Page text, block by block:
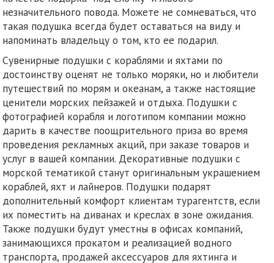
незначительного повода. Можете не сомневаться, что
такая подушка всегда будет оставаться на виду и
напоминать владельцу о том, кто ее подарил.
Сувенирные подушки с кораблями и яхтами по
достоинству оценят не только моряки, но и любители
путешествий по морям и океанам, а также настоящие
ценители морских пейзажей и отдыха. Подушки с
фотографией корабля и логотипом компании можно
дарить в качестве поощрительного приза во время
проведения рекламных акций, при заказе товаров и
услуг в вашей компании. Декоративные подушки с
морской тематикой станут оригинальным украшением
кораблей, яхт и лайнеров. Подушки подарят
дополнительный комфорт клиентам турагентств, если
их поместить на диванах и креслах в зоне ожидания.
Также подушки будут уместны в офисах компаний,
занимающихся прокатом и реализацией водного
транспорта, продажей аксессуаров для яхтинга и